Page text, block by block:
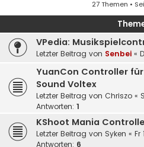
27 Themen •
VPedia:
Letzter Beitrag von Senbei «
YuanCon Controller
Sound Voltex
Letzter Beitrag von Chriszo «
Antworten: 1
KShoot Mania
Letzter Beitrag von Syken « Fr
Antworten: 6